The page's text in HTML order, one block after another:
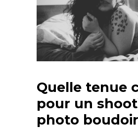
Quelle tenue
pour un
photo